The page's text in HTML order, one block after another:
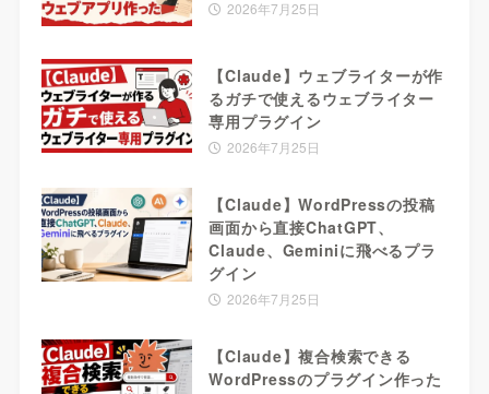
2026年7月25日
【Claude】ウェブライターが作
るガチで使えるウェブライター
専用プラグイン
2026年7月25日
【Claude】WordPressの投稿
画面から直接ChatGPT、
Claude、Geminiに飛べるプラ
グイン
2026年7月25日
【Claude】複合検索できる
WordPressのプラグイン作った